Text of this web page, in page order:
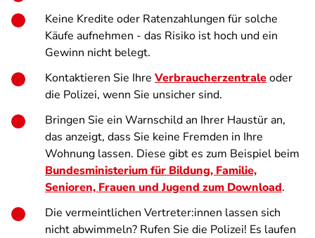
Keine Kredite oder Ratenzahlungen für solche
Käufe aufnehmen - das Risiko ist hoch und ein
Gewinn nicht belegt.
Kontaktieren Sie Ihre Verbraucherzentraleoder
die Polizei, wenn Sie unsicher sind.
Bringen Sie ein Warnschild an Ihrer Haustür an,
das anzeigt, dass Sie keine Fremden in Ihre
Wohnung lassen. Diese gibt es zum Beispiel beim
Bundesministerium für Bildung, Familie,
Senioren, Frauen und Jugend zum Download.
Die vermeintlichen Vertreter:innen lassen sich
nicht abwimmeln? Rufen Sie die Polizei! Es laufen